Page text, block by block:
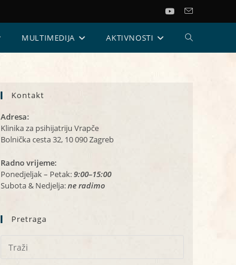
MULTIMEDIJA AKTIVNOSTI UKLJUČI/
Kontakt
Adresa:
Klinika za psihijatriju Vrapče
Bolnička cesta 32, 10 090 Zagreb
Radno vrijeme:
Ponedjeljak – Petak:9:00–15:00
Subota & Nedjelja:ne radimo
Pretraga